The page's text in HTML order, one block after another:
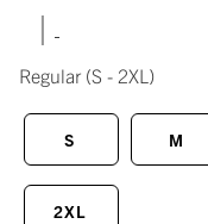
|
Regular (S - 2XL)
S M
2XL